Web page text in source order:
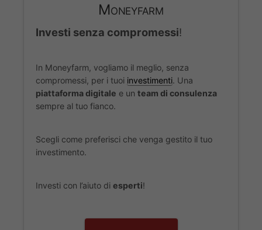
Moneyfarm
Investi senza compromessi!
In Moneyfarm, vogliamo il meglio, senza
compromessi, per i tuoi investimenti. Una
piattaforma digitale e un team di consulenza
sempre al tuo fianco.
Scegli come preferisci che venga gestito il tuo
investimento.
Investi con l’aiuto di esperti!